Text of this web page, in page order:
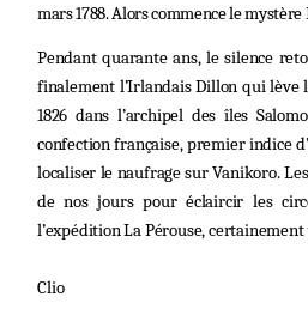
mars 1788. Alors commence le mystère
Pendant quarante ans, le silence
finalement l’Irlandais Dillon qui lève
1826 dans l’archipel des îles
confection française, premier indice
localiser le naufrage sur Vanikoro.
de nos jours pour éclaircir les
l’expédition La Pérouse, certainement
Clio